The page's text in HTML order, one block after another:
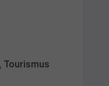
Tourismus